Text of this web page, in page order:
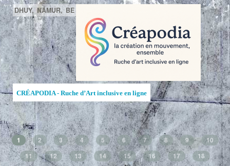
DHUY, NAMUR, BE
CRÉAPODIA - Ruche d’Art inclusive en ligne
1 2 3 4 5 6 7 8 9
10
11
12 13 14 15 16 17
18